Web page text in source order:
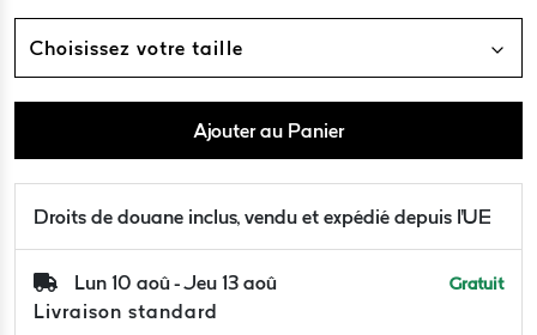
Choisissez votre taille
Ajouter au Panier
Droits de douane inclus, vendu et expédié depuis l'UE
Lun 10 aoû - Jeu 13 aoû
Livraison standard
Gratuit